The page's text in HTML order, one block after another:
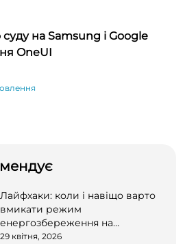
на Samsung і Google
OneUI
Лайфхаки: коли і навіщо варто
вмикати режим
енергозбереження на
смартфоні
29 квітня, 2026